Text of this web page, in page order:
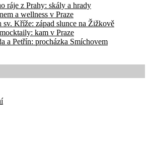
ráje z Prahy: skály a hrady
a wellness v Praze
sv. Kříže: západ slunce na Žižkově
kam v Praze
a Petřín: procházka Smíchovem